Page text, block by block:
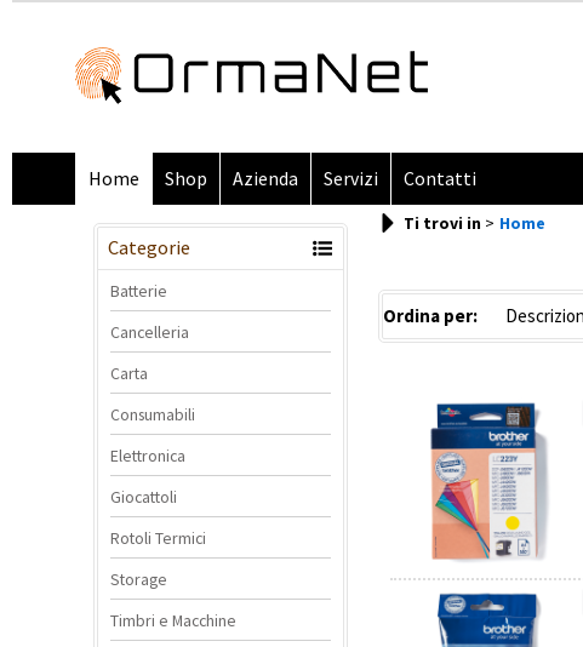
Home Shop Azienda Servizi Contatti
Categorie
Batterie
Cancelleria
Carta
Consumabili
Elettronica
Giocattoli
Rotoli Termici
Storage
Timbri e Macchine
Ti trovi in Home
Ordina per: